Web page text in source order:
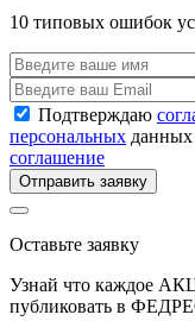
10 типовых ошибок
Подтверждаю
персональных
соглашение
Отправить заявку
Оставьте заявку
Узнай что каждое
публиковать в